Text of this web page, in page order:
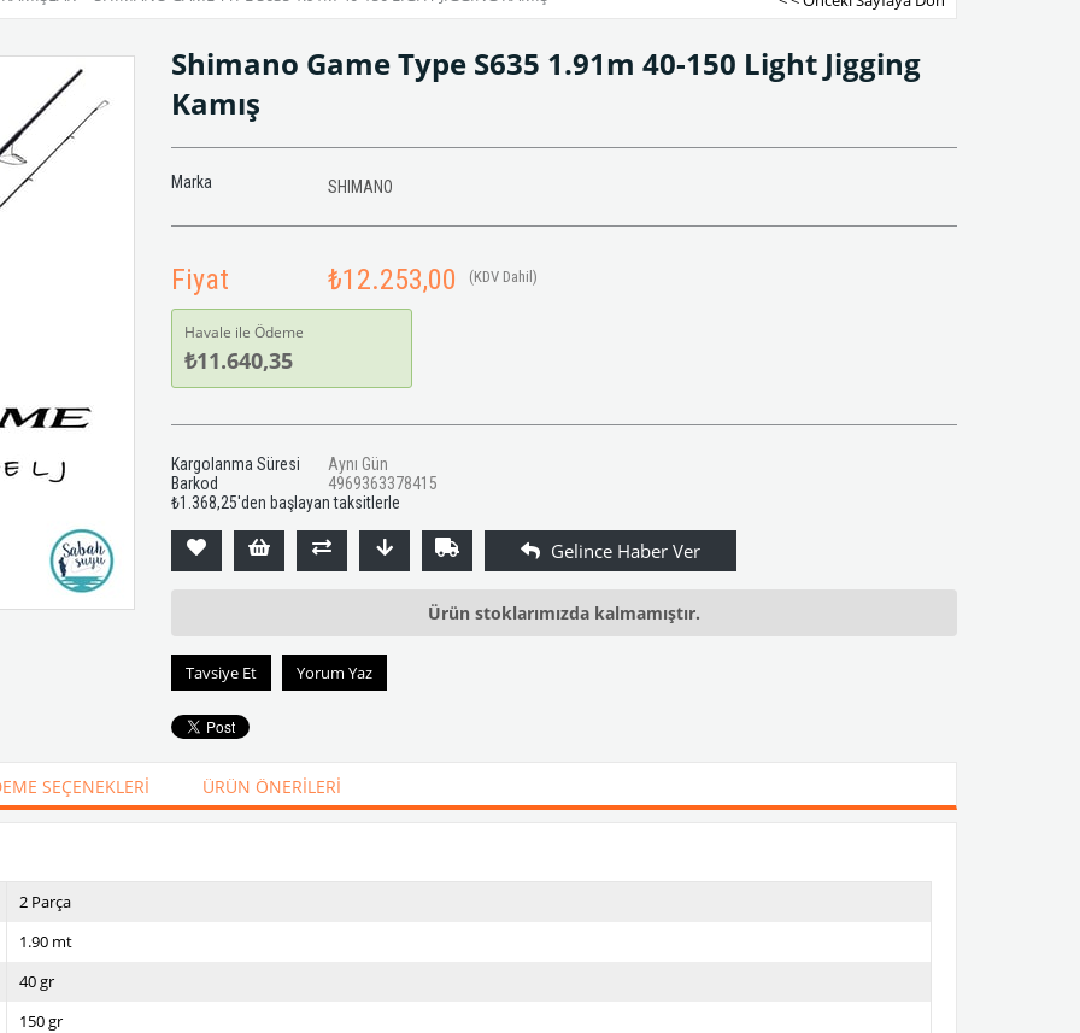
Shimano Game Type S635 1.91m 40-150 Light Jigging
Kamış
Marka SHIMANO
Fiyat ₺12.253,00 (KDV Dahil)
Havale ile Ödeme
₺11.640,35
Kargolanma Süresi
Aynı Gün
Barkod
4969363378415
₺1.368,25'den başlayan taksitlerle
Ürün stoklarımızda kalmamıştır.
Tavsiye Et Yorum Yaz
SEÇENEKLERI ÜRÜN ÖNERILERI
2 Parça
1.90 mt
40 gr
150 gr